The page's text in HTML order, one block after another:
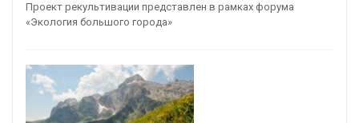
Проект рекультивации представлен в рамках форума
«Экология большого города»